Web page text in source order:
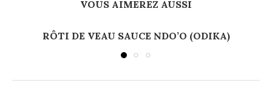
VOUS AIMEREZ AUSSI
RÔTI DE VEAU SAUCE NDO’O (ODIKA)